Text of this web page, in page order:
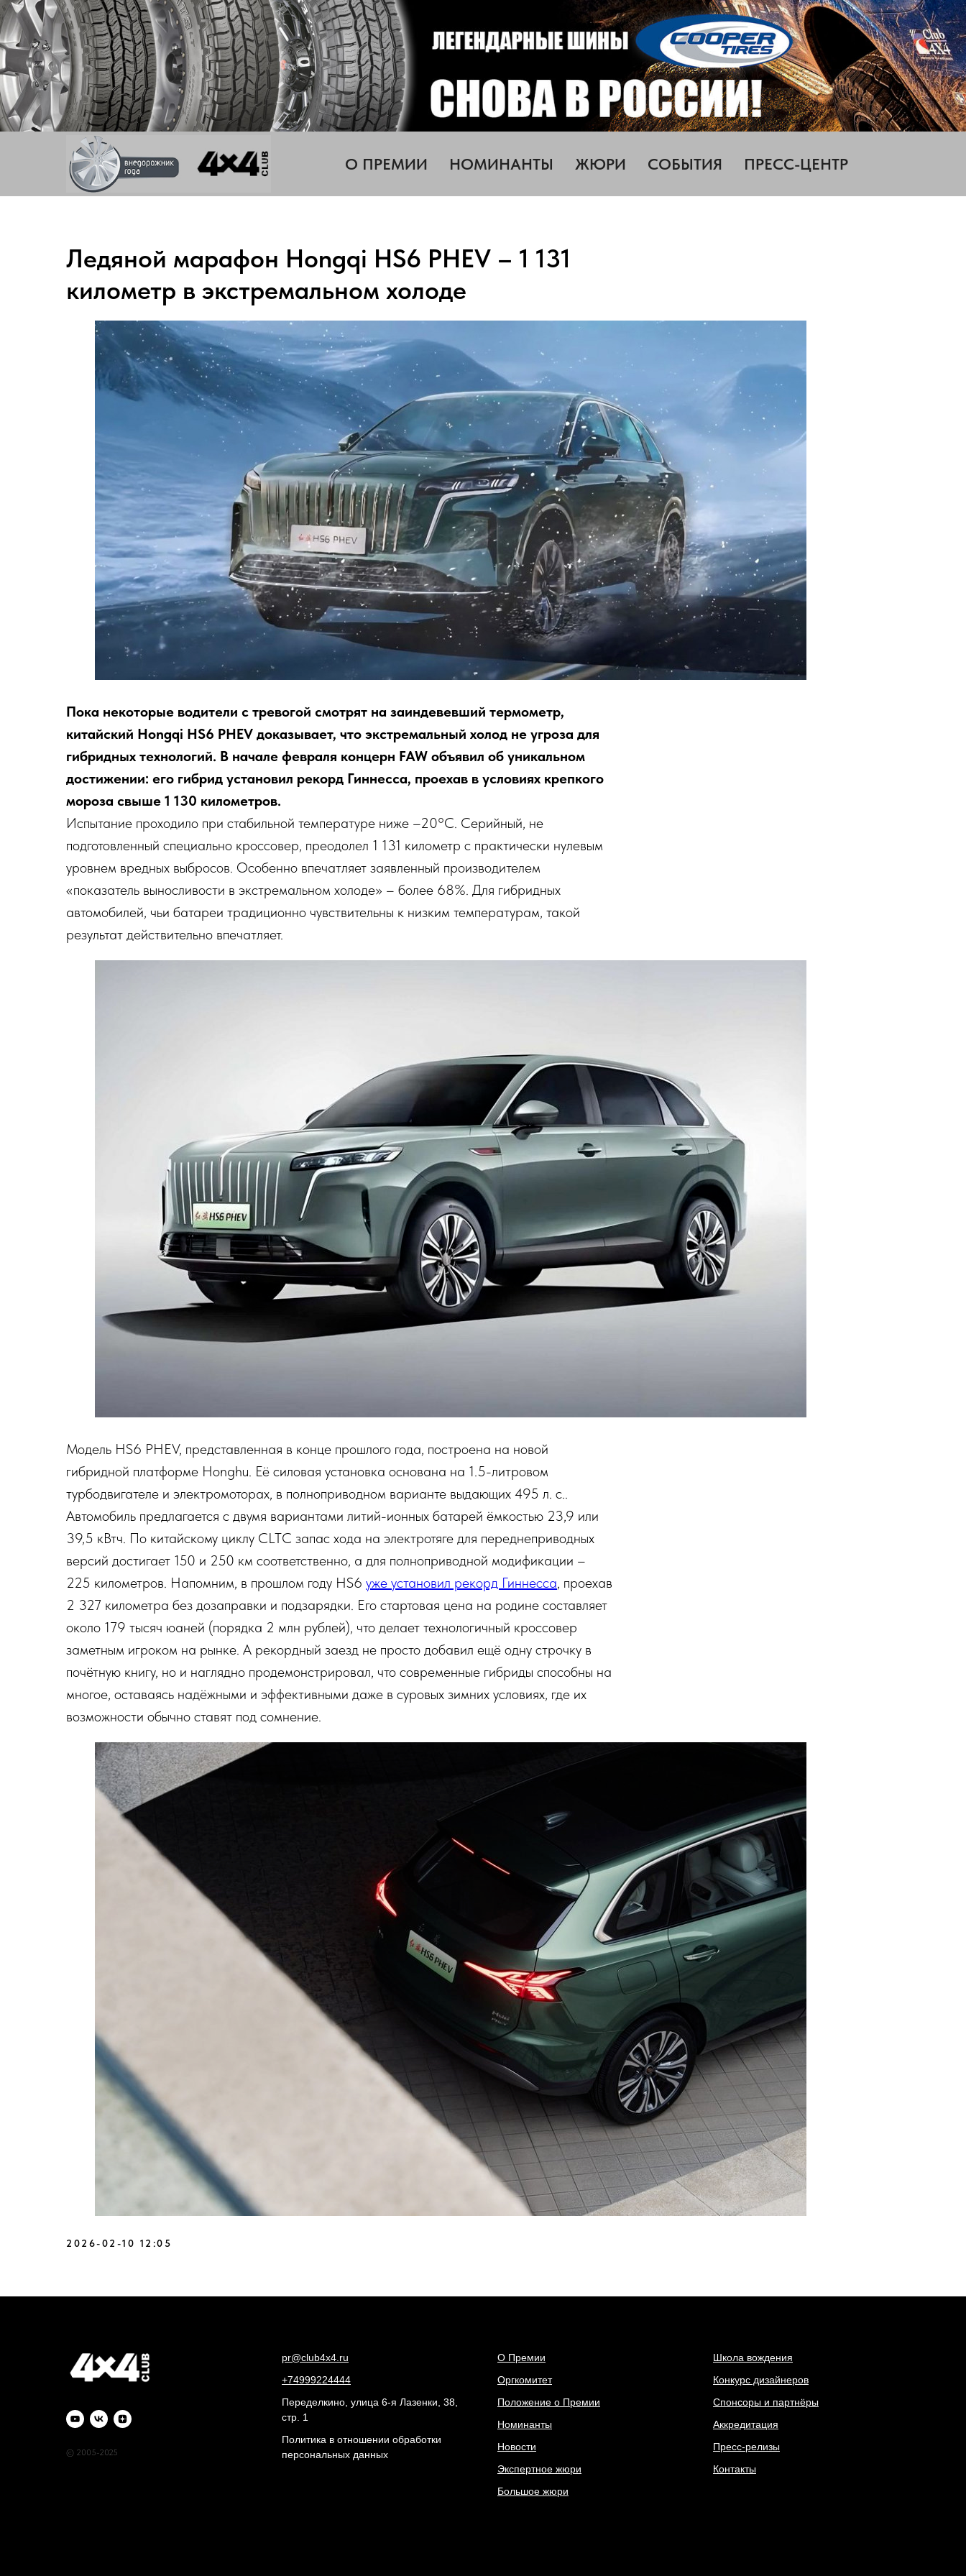
О ПРЕМИИ НОМИНАНТЫ ЖЮРИ СОБЫТИЯ ПРЕСС-ЦЕНТР
Ледяной марафон Hongqi HS6 PHEV – 1 131
километр в экстремальном холоде
Пока некоторые водители с тревогой смотрят на заиндевевший термометр,
китайский Hongqi HS6 PHEV доказывает, что экстремальный холод не угроза для
гибридных технологий. В начале февраля концерн FAW объявил об уникальном
достижении: его гибрид установил рекорд Гиннесса, проехав в условиях крепкого
мороза свыше 1 130 километров.
Испытание проходило при стабильной температуре ниже –20°C. Серийный, не
подготовленный специально кроссовер, преодолел 1 131 километр с практически нулевым
уровнем вредных выбросов. Особенно впечатляет заявленный производителем
«показатель выносливости в экстремальном холоде» – более 68%. Для гибридных
автомобилей, чьи батареи традиционно чувствительны к низким температурам, такой
результат действительно впечатляет.
Модель HS6 PHEV, представленная в конце прошлого года, построена на новой
гибридной платформе Honghu. Её силовая установка основана на 1.5-литровом
турбодвигателе и электромоторах, в полноприводном варианте выдающих 495 л. с..
Автомобиль предлагается с двумя вариантами литий-ионных батарей ёмкостью 23,9 или
39,5 кВтч. По китайскому циклу CLTC запас хода на электротяге для переднеприводных
версий достигает 150 и 250 км соответственно, а для полноприводной модификации –
225 километров. Напомним, в прошлом году HS6 уже установил рекорд Гиннесса, проехав
2 327 километра без дозаправки и подзарядки. Его стартовая цена на родине составляет
около 179 тысяч юаней (порядка 2 млн рублей), что делает технологичный кроссовер
заметным игроком на рынке. А рекордный заезд не просто добавил ещё одну строчку в
почётную книгу, но и наглядно продемонстрировал, что современные гибриды способны на
многое, оставаясь надёжными и эффективными даже в суровых зимних условиях, где их
возможности обычно ставят под сомнение.
2026-02-10 12:05
© 2005-2025
pr@club4x4.ru
+74999224444
Переделкино, улица 6-я Лазенки, 38,
стр. 1
Политика в отношении обработки
персональных данных
О Премии
Оргкомитет
Положение о Премии
Номинанты
Новости
Экспертное жюри
Большое жюри
Школа вождения
Конкурс дизайнеров
Спонсоры и партнёры
Аккредитация
Пресс-релизы
Контакты